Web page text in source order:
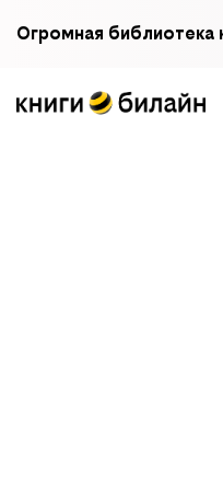
Огромная библиотека